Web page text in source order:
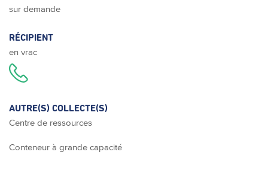
sur demande
RÉCIPIENT
en vrac
AUTRE(S) COLLECTE(S)
Centre de ressources
Conteneur à grande capacité